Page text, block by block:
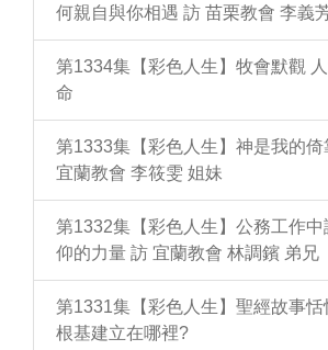
何親自與你相遇 訪 苗栗教會 李義
第1334集【彩色人生】牧會默觀
命
第1333集【彩色人生】神是我的
宜蘭教會 李筱雯 姐妹
第1332集【彩色人生】公務工作
仰的力量 訪 宜蘭教會 林調鑌 弟兄
第1331集【彩色人生】聖經故事恬
根基建立在哪裡?